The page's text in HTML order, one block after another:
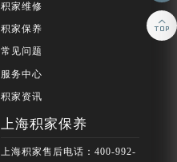
积家维修
积家保养
常见问题
服务中心
积家资讯
上海积家保养
上海积家售后电话：400-992-
